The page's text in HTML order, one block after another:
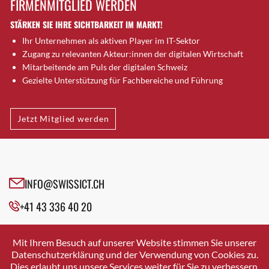
Brugg AG
Brütten
Bubendorf
Bubikon
Buchs (SG)
Bäretswil
Bülach
Cazis
Crissier
Davos Platz
Dierikon
Dietikon
FIRMENMITGLIED WERDEN
STÄRKEN SIE IHRE SICHTBARKEIT IM MARKT!
Ihr Unternehmen als aktiven Player im IT-Sektor
Zugang zu relevanten Akteur:innen der digitalen Wirtschaft
Mitarbeitende am Puls der digitalen Schweiz
Gezielte Unterstützung für Fachbereiche und Führung
Jetzt Mitglied werden
INFO@SWISSICT.CH
+41 43 336 40 20
SWISSICT
VULKANSTRASSE 120
8048 ZURICH
Mit Ihrem Besuch auf unserer Website stimmen Sie unserer
Datenschutzerklärung und der Verwendung von Cookies zu.
Dies erlaubt uns unsere Services weiter für Sie zu verbessern.